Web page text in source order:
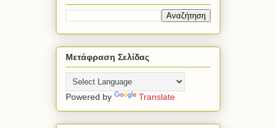
Μετάφραση Σελίδας
Powered by Translate